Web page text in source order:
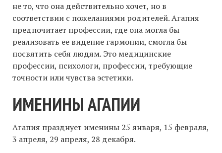
не то, что она действительно хочет, но в
соответствии с пожеланиями родителей. Агапия
предпочитает профессии, где она могла бы
реализовать ее видение гармонии, смогла бы
посвятить себя людям. Это медицинские
профессии, психологи, профессии, требующие
точности или чувства эстетики.
ИМЕНИНЫ АГАПИИ
Агапия празднует именины 25 января, 15 февраля,
3 апреля, 29 апреля, 28 декабря.